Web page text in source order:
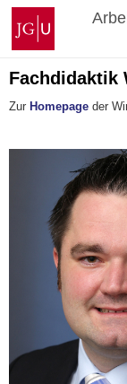
Zum
Inhalt
springen
Johannes
Gutenberg-
Universität
Mainz
Fachdidaktik
Zur Homepage der